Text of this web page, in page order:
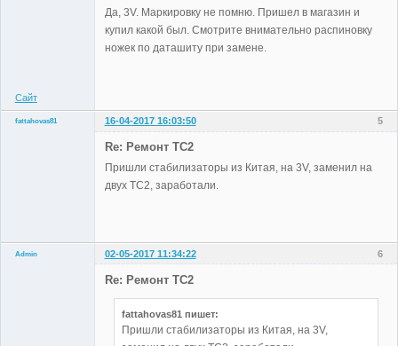
Да, 3V. Маркировку не помню. Пришел в магазин и
купил какой был. Смотрите внимательно распиновку
ножек по даташиту при замене.
Сайт
5
fattahovas81
16-04-2017 16:03:50
Re: Ремонт TC2
Пришли стабилизаторы из Китая, на 3V, заменил на
двух TC2, заработали.
6
Admin 02-05-2017 11:34:22
Re: Ремонт TC2
fattahovas81 пишет:
Пришли стабилизаторы из Китая, на 3V,